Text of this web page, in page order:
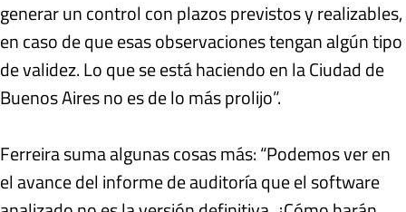
generar un control con plazos previstos y realizables,
en caso de que esas observaciones tengan algún tipo
de validez. Lo que se está haciendo en la Ciudad de
Buenos Aires no es de lo más prolijo”.
Ferreira suma algunas cosas más: “Podemos ver en
el avance del informe de auditoría que el software